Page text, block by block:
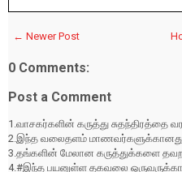
← Newer Post
0 Comments:
Post a Comment
1.வாசகர்களின் கருத்து சுதந்திரத்தை
2.இந்த வலைதளம்
3.தங்களின் மேலான கருத்துக்களை
4.#இந்த பயனுள்ள தகவலை